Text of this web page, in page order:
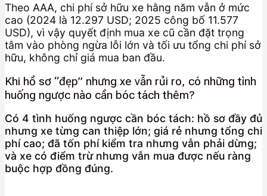
Theo AAA, chi phí sở hữu xe hằng năm vẫn ở mức
cao (2024 là 12.297 USD; 2025 công bố 11.577
USD), vì vậy quyết định mua xe cũ cần đặt trọng
tâm vào phòng ngừa lỗi lớn và tối ưu tổng chi phí sở
hữu, không chỉ giá mua ban đầu.
Khi hồ sơ “đẹp” nhưng xe vẫn rủi ro, có những tình
huống ngược nào cần bóc tách thêm?
Có 4 tình huống ngược cần bóc tách: hồ sơ đầy đủ
nhưng xe từng can thiệp lớn; giá rẻ nhưng tổng chi
phí cao; đã tốn phí kiểm tra nhưng vẫn phải dừng;
và xe có điểm trừ nhưng vẫn mua được nếu ràng
buộc hợp đồng đúng.